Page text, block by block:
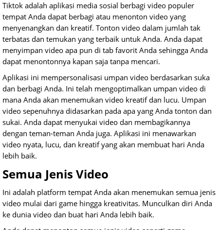
Tiktok adalah aplikasi media sosial berbagi video populer
tempat Anda dapat berbagi atau menonton video yang
menyenangkan dan kreatif. Tonton video dalam jumlah tak
terbatas dan temukan yang terbaik untuk Anda. Anda dapat
menyimpan video apa pun di tab favorit Anda sehingga Anda
dapat menontonnya kapan saja tanpa mencari.
Aplikasi ini mempersonalisasi umpan video berdasarkan suka
dan berbagi Anda. Ini telah mengoptimalkan umpan video di
mana Anda akan menemukan video kreatif dan lucu. Umpan
video sepenuhnya didasarkan pada apa yang Anda tonton dan
sukai. Anda dapat menyukai video dan membagikannya
dengan teman-teman Anda juga. Aplikasi ini menawarkan
video nyata, lucu, dan kreatif yang akan membuat hari Anda
lebih baik.
Semua Jenis Video
Ini adalah platform tempat Anda akan menemukan semua jenis
video mulai dari game hingga kreativitas. Munculkan diri Anda
ke dunia video dan buat hari Anda lebih baik.